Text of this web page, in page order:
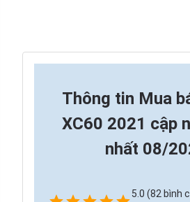
Thông tin Mua
XC60 2021 cập
nhất 08/
5.0 (82 bình